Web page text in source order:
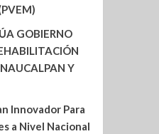
GOBIERNO
Y
Innovador Para
a Nivel Nacional